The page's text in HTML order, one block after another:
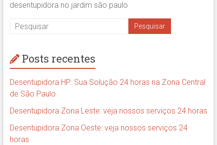
desentupidora no jardim são paulo
Posts recentes
Desentupidora HP: Sua Solução 24 horas na Zona Central
de São Paulo
Desentupidora Zona Leste: veja nossos serviços 24 horas
Desentupidora Zona Oeste: veja nossos serviços 24
horas